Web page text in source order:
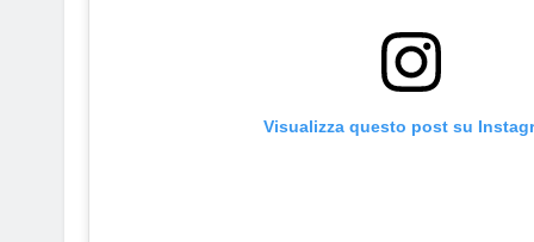
Visualizza questo post su